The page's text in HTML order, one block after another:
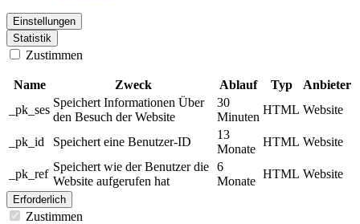
Einstellungen
Statistik
Zustimmen
Name Zweck Ablauf Typ
Anbieter
_pk_ses
Speichert Informationen Über
den Besuch der Website
30
Minuten
HTML Website
_pk_id Speichert eine Benutzer-ID
13
Monate
HTML Website
_pk_ref
Speichert wie der Benutzer die
Website aufgerufen hat
6
Monate
HTML Website
Erforderlich
Zustimmen